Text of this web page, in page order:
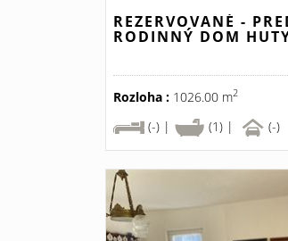
REZERVOVANÉ -
RODINNÝ DOM
Rozloha : 1026.00 m2
(-) |
(1) | (-)